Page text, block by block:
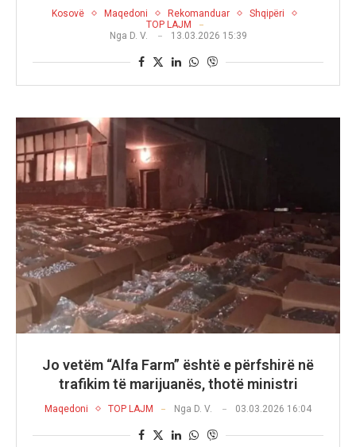
Kosovë Maqedoni Rekomanduar
Shqipëri
TOP LAJM
Nga D. V. 13.03.2026 15:39
Jo vetëm “Alfa Farm” është e përfshirë në
trafikim të marijuanës, thotë ministri
Maqedoni TOP LAJM Nga D. V. 03.03.2026 16:04